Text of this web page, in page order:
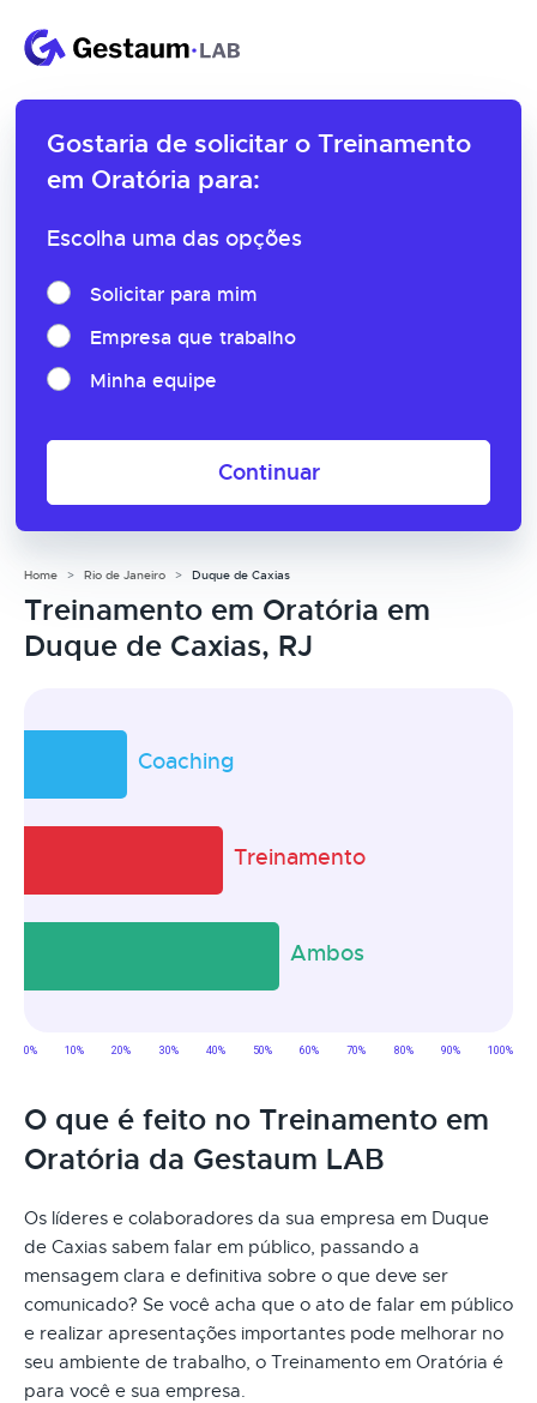
Gostaria de solicitar o Treinamento
em Oratória para:
Escolha uma das opções
Solicitar para mim
Empresa que trabalho
Minha equipe
Continuar
Home Rio de Janeiro Duque de Caxias
Treinamento em Oratória em
Duque de Caxias, RJ
O que é feito no Treinamento em
Oratória da Gestaum LAB
Os líderes e colaboradores da sua empresa em Duque
de Caxias sabem falar em público, passando a
mensagem clara e definitiva sobre o que deve ser
comunicado? Se você acha que o ato de falar em público
e realizar apresentações importantes pode melhorar no
seu ambiente de trabalho, o Treinamento em Oratória é
para você e sua empresa.